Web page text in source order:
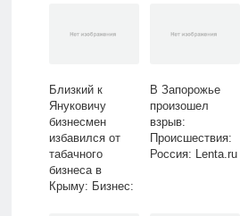
Близкий к
Януковичу
бизнесмен
избавился от
табачного
бизнеса в
Крыму: Бизнес:
В Запорожье
произошел
взрыв:
Происшествия:
Россия: Lenta.ru